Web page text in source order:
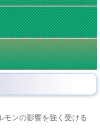
モンの影響を強く受ける